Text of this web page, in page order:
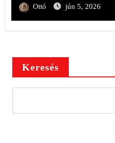
Ottó jún 5, 2026
Keresés